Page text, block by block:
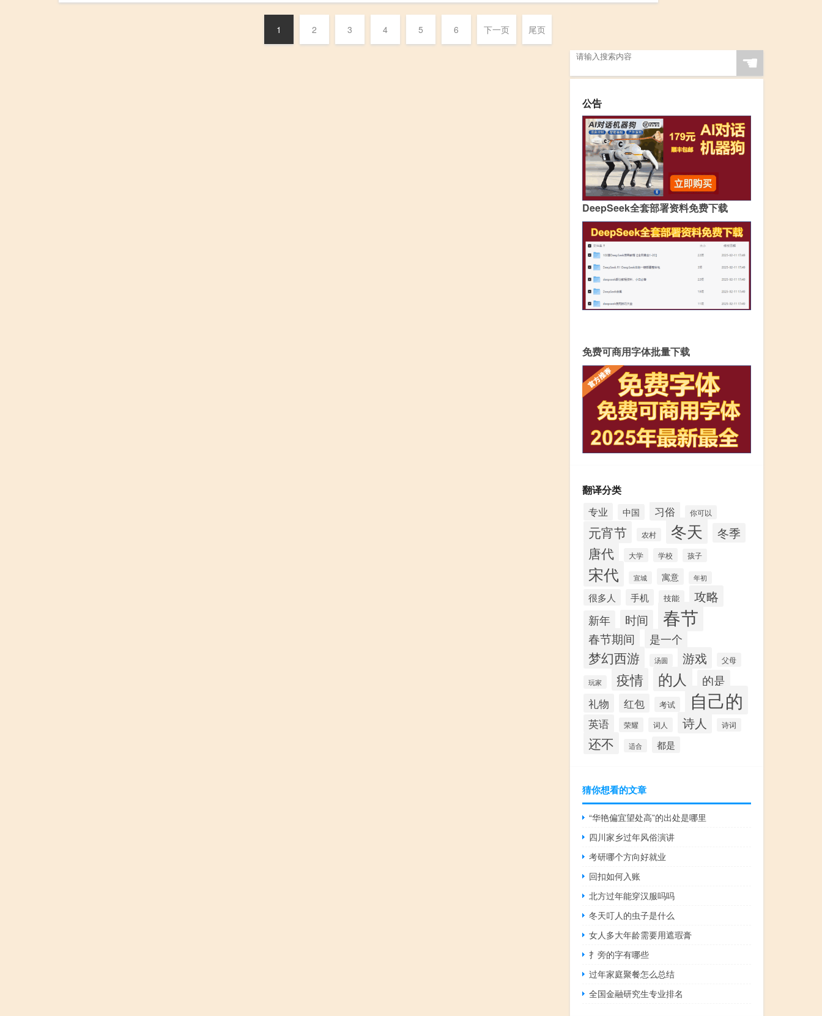
1 2 3 4 5 6 下一页 尾页
☚
公告
DeepSeek全套部署资料免费下载
免费可商用字体批量下载
翻译分类
专业
中国 习俗 你可以
元宵节 农村 冬天 冬季
唐代 大学 学校 孩子
宋代 宣城 寓意 年初
很多人 手机 技能 攻略
新年 时间 春节
春节期间 是一个
梦幻西游 汤圆 游戏 父母
玩家 疫情 的人 的是
礼物 红包 考试 自己的
英语 荣耀 词人 诗人 诗词
还不 适合 都是
猜你想看的文章
“华艳偏宜望处高”的出处是哪里
四川家乡过年风俗演讲
考研哪个方向好就业
回扣如何入账
北方过年能穿汉服吗吗
冬天叮人的虫子是什么
女人多大年龄需要用遮瑕膏
扌旁的字有哪些
过年家庭聚餐怎么总结
全国金融研究生专业排名